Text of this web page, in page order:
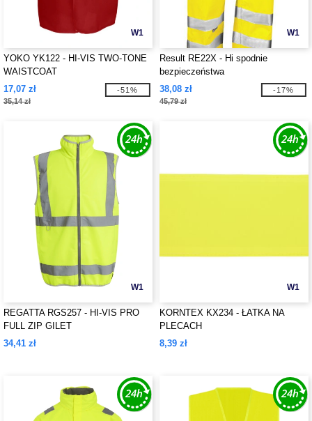
W1
YOKO YK122 - HI-VIS TWO-TONE
WAISTCOAT
17,07 zł
35,14 zł
-51%
W1
Result RE22X - Hi spodnie
bezpieczeństwa
38,08 zł
45,79 zł
-17%
W1
REGATTA RGS257 - HI-VIS PRO
FULL ZIP GILET
34,41 zł
W1
KORNTEX KX234 - ŁATKA NA
PLECACH
8,39 zł